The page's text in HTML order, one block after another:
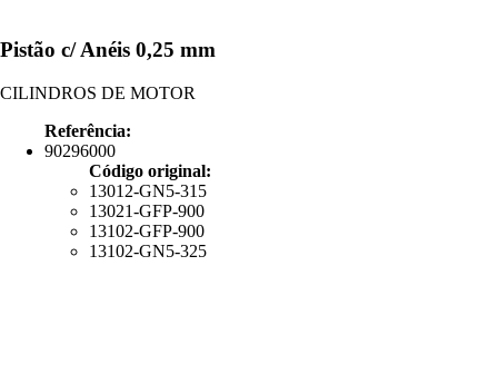
Pistão c/ Anéis 0,25 mm
CILINDROS DE MOTOR
Referência:
90296000
Código original:
13012-GN5-315
13021-GFP-900
13102-GFP-900
13102-GN5-325